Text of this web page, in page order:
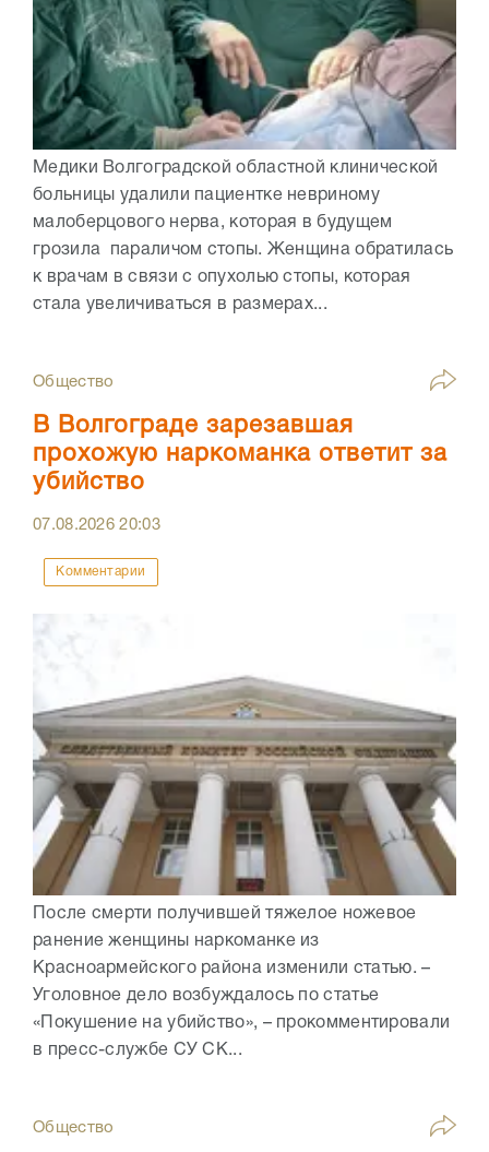
Медики Волгоградской областной клинической
больницы удалили пациентке невриному
малоберцового нерва, которая в будущем
грозила параличом стопы. Женщина обратилась
к врачам в связи с опухолью стопы, которая
стала увеличиваться в размерах...
Общество
В Волгограде зарезавшая
прохожую наркоманка ответит за
убийство
07.08.202620:03
Комментарии
После смерти получившей тяжелое ножевое
ранение женщины наркоманке из
Красноармейского района изменили статью. –
Уголовное дело возбуждалось по статье
«Покушение на убийство», – прокомментировали
в пресс-службе СУ СК...
Общество